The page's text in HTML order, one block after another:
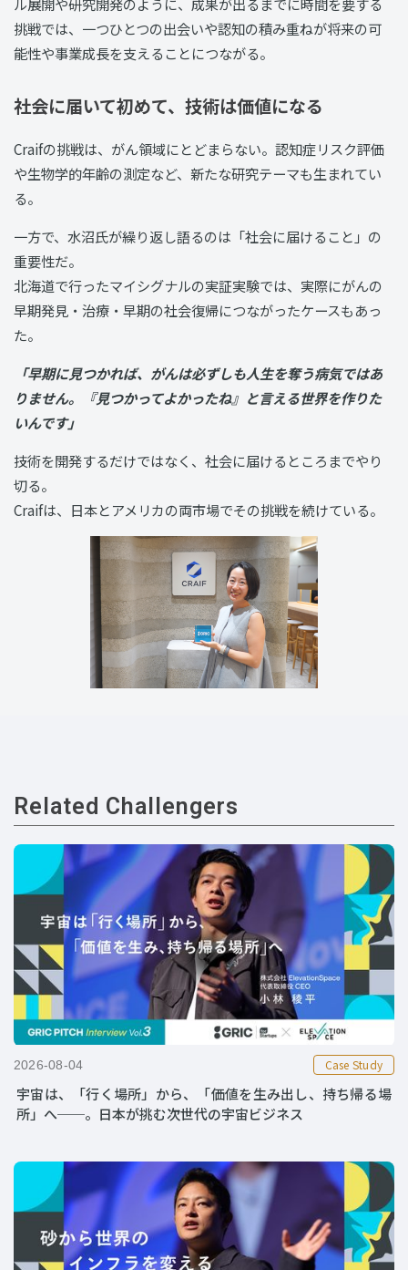
挑戦では、一つひとつの出会いや認知の積み重ねが将来の可
能性や事業成長を支えることにつながる。
社会に届いて初めて、技術は価値になる
Craifの挑戦は、がん領域にとどまらない。認知症リスク評価
や生物学的年齢の測定など、新たな研究テーマも生まれてい
る。
一方で、水沼氏が繰り返し語るのは「社会に届けること」の
重要性だ。
北海道で行ったマイシグナルの実証実験では、実際にがんの
早期発見・治療・早期の社会復帰につながったケースもあっ
た。
「早期に見つかれば、がんは必ずしも人生を奪う病気ではあ
りません。『見つかってよかったね』と言える世界を作りた
いんです」
技術を開発するだけではなく、社会に届けるところまでやり
切る。
Craifは、日本とアメリカの両市場でその挑戦を続けている。
Related Challengers
2026-08-04 Case Study
宇宙は、「行く場所」から、「価値を生み出し、持ち帰る場
所」へ──。日本が挑む次世代の宇宙ビジネス